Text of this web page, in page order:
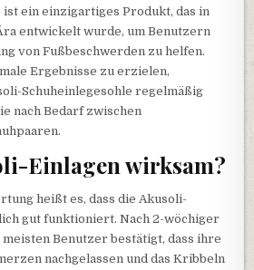
ist ein einzigartiges Produkt, das in
entwickelt wurde, um Benutzern
von Fußbeschwerden zu helfen.
Ergebnisse zu erzielen,
Schuheinlegesohle regelmäßig
nach Bedarf zwischen
Einlagen wirksam?
heißt es, dass die Akusoli-
gut funktioniert. Nach 2-wöchiger
meisten Benutzer bestätigt, dass ihre
nachgelassen und das Kribbeln